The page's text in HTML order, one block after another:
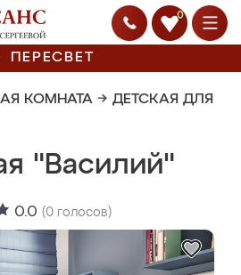
0
ПЕРЕСВЕТ
КОМНАТА → ДЕТСКАЯ ДЛЯ
"Василий"
0.0 (0 голосов)